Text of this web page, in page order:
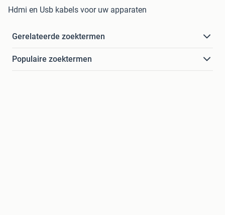
Hdmi en Usb kabels voor uw apparaten
Gerelateerde zoektermen
Populaire zoektermen